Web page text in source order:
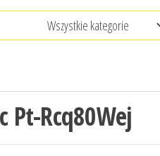
Pt-Rcq80Wej